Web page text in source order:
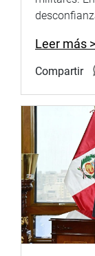
identificar
República
en políticas
la población.
Puno, 27 de
DESPACHO DE
Leer más >
Compartir